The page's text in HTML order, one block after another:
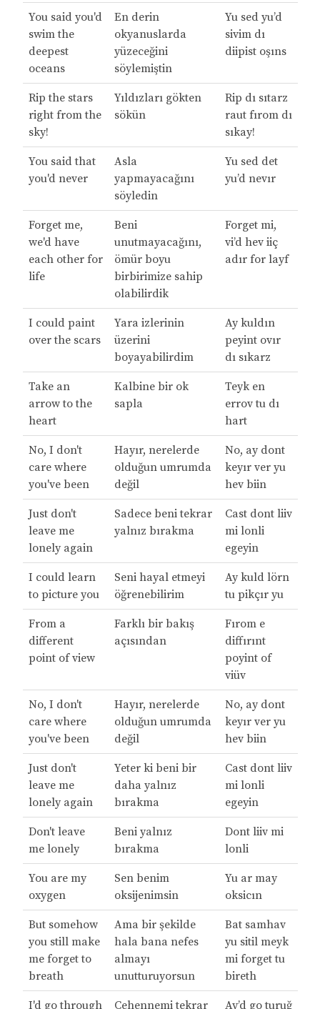
You said you'd
swim the
deepest
oceans
En derin
okyanuslarda
yüzeceğini
söylemiştin
Yu sed yu’d
sivim dı
diipist oşıns
Rip the stars
right from the
sky!
Yıldızları gökten
sökün
Rip dı sıtarz
raut fırom dı
sıkay!
You said that
you'd never
Asla
yapmayacağını
söyledin
Yu sed det
yu’d nevır
Forget me,
we'd have
each other for
life
Beni
unutmayacağını,
ömür boyu
birbirimize sahip
olabilirdik
Forget mi,
vi’d hev iiç
adır for layf
I could paint
over the scars
Yara izlerinin
üzerini
boyayabilirdim
Ay kuldın
peyint ovır
dı sıkarz
Take an
arrow to the
heart
Kalbine bir ok
sapla
Teyk en
errov tu dı
hart
No, I don't
care where
you've been
Hayır, nerelerde
olduğun umrumda
değil
No, ay dont
keyır ver yu
hev biin
Just don't
leave me
lonely again
Sadece beni tekrar
yalnız bırakma
Cast dont liiv
mi lonli
egeyin
I could learn
to picture you
Seni hayal etmeyi
öğrenebilirim
Ay kuld lörn
tu pikçır yu
From a
different
point of view
Farklı bir bakış
açısından
Fırom e
diffırınt
poyint of
viüv
No, I don't
care where
you've been
Hayır, nerelerde
olduğun umrumda
değil
No, ay dont
keyır ver yu
hev biin
Just don't
leave me
lonely again
Yeter ki beni bir
daha yalnız
bırakma
Cast dont liiv
mi lonli
egeyin
Don't leave
me lonely
Beni yalnız
bırakma
Dont liiv mi
lonli
You are my
oxygen
Sen benim
oksijenimsin
Yu ar may
oksicın
But somehow
you still make
me forget to
breath
Ama bir şekilde
hala bana nefes
almayı
unutturuyorsun
Bat samhav
yu sitil meyk
mi forget tu
bireth
I'd go through Cehennemi tekrar Ay’d go turuğ